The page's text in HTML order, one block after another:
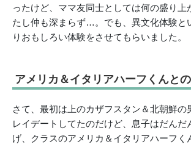
ったけど、ママ友同士としては何の盛り上
たし仲も深まらず…。でも、異文化体験と
りおもしろい体験をさせてもらいました。
アメリカ＆イタリアハーフくんと
さて、最初は上のカザフスタン＆北朝鮮の
レイデートしてたのだけど、息子はだんだ
げ、クラスのアメリカ＆イタリアハーフく